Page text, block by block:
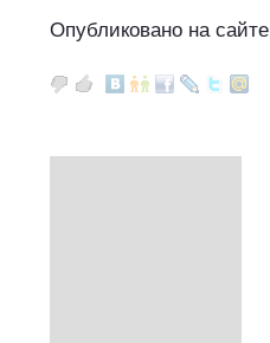
Опубликовано на